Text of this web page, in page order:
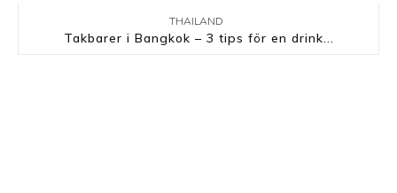
THAILAND
Takbarer i Bangkok – 3 tips för en drink...